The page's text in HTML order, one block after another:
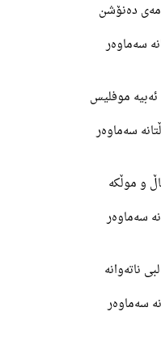
مەی دەنۆشن
سەماوەر
موفلیس
سەماوەر
و موڵکە
سەماوەر
ناتەوانە
سەماوەر